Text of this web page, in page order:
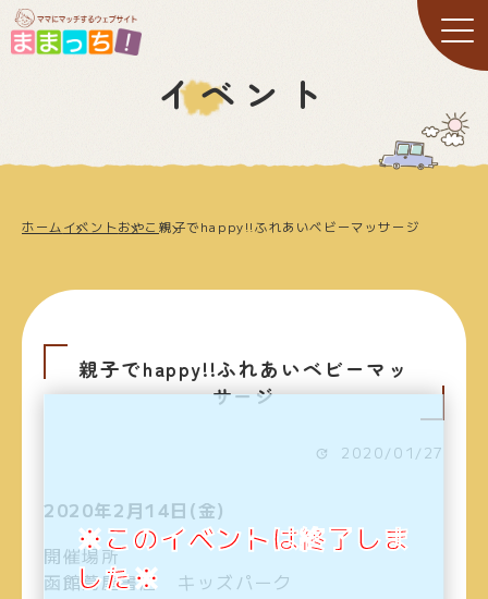
イベント
ホーム イベントおやこ親子でhappy!!ふれあいベビーマッサージ
親子でhappy!!ふれあいベビーマッ
サージ
2020/01/27
2020年2月14日(金)
開催場所
函館蔦屋書店 キッズパーク
※このイベントは終了しま
した※